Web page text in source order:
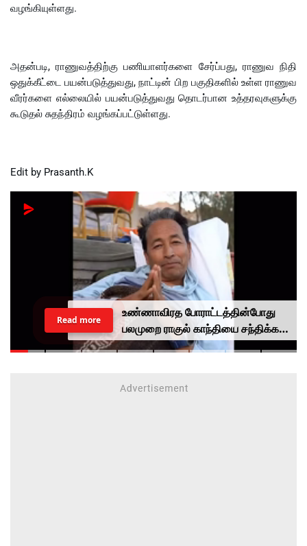
வழங்கியுள்ளது.
அதன்படி, ராணுவத்திற்கு பணியாளர்களை சேர்ப்பது, ராணுவ நிதி
ஒதுக்கீட்டை பயன்படுத்துவது, நாட்டின் பிற பகுதிகளில் உள்ள ராணுவ
வீரர்களை எல்லையில் பயன்படுத்துவது தொடர்பான உத்தரவுகளுக்கு
கூடுதல் சுதந்திரம் வழங்கப்பட்டுள்ளது.
Edit by Prasanth.K
உண்ணாவிரத போராட்டத்தின்போது
பலமுறை ராகுல் காந்தியை சந்திக்க
முயன்றாரா சோனம் வாங்சுக்
Read more